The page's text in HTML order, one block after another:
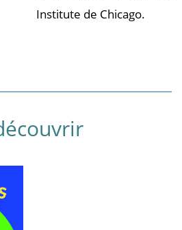
Institute de Chicago.